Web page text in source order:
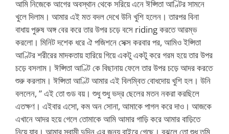
আমি নিজেকে আগের অবস্থান থেকে সরিয়ে এনে ঈপ্সিতা আণ্টির সামনে
খুলে দিলাম। আমার এই মত বদল দেখে উনি খুশি হলেন। তারপর বিনা
বাধায় পুরুষ অঙ্গ বের করে তার উপর চড়ে বসে riding করতে আরম্ভ
করলো। মিনিট দশেক ধরে ঐ পজিশনে সেক্স করবার পর, আমিও ইপ্সিতা
আণ্টির শরীরের মাদকতায় হারিয়ে গিয়ে একটু একটু করে গরম হয়ে তার উপর
চড়ে বসলাম। ঈপ্সিতা আণ্টি কে বিছানায় ফেলে তার উপর চড়ে আদর করতে
শুরু করলাম। ঈপ্সিতা আণ্টি আমার এই বিলম্বিত বোধদোয় খুশি হল। উনি
বললেন, ” এই তো গুড বয়। শুধু শুধু ভদ্র ছেলের মতন নকরা করছিলে
এতক্ষণ। এইবার এসো, কম অন সোনা, আমাকে পাগল করে দাও। আজকে
এখানে আদর হয়ে গেলে তোমাকে আমি আমার গাড়ি করে আমার বাড়িতে
নিয়ে যাব। আমার স্বামী দুদিন এর জন্য বাইরে গেছে। বুঝলে তো শুধু তুমি